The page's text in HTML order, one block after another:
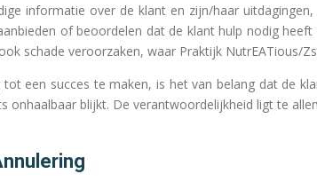
informatie over de klant en zijn/haar
of beoordelen dat de klant hulp nodig
schade veroorzaken, waar Praktijk NutrEATious/
tot een succes te maken, is het van belang dat de
onhaalbaar blijkt. De verantwoordelijkheid ligt te